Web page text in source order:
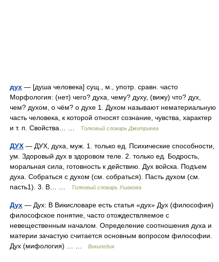
дух — [душа человека] сущ., м., употр. сравн. часто
Морфология: (нет) чего? духа, чему? духу, (вижу) что? дух,
чем? духом, о чём? о духе 1. Духом называют нематериальную
часть человека, к которой относят сознание, чувства, характер
и т. п. Свойства… …
Толковый словарь Дмитриева
ДУХ — ДУХ, духа, муж. 1. только ед. Психические способности,
ум. Здоровый дух в здоровом теле. 2. только ед. Бодрость,
моральная сила, готовность к действию. Дух войска. Подъем
духа. Собраться с духом (см. собраться). Пасть духом (см.
пасть1). 3. В… …
Толковый словарь Ушакова
Дух — Дух: В Викисловаре есть статья «дух» Дух (философия)
философское понятие, часто отождествляемое с
невещественным началом. Определение соотношения духа и
материи зачастую считается основным вопросом философии.
Дух (мифология) … …
Википедия